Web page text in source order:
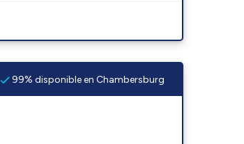
99% disponible en Chambersburg